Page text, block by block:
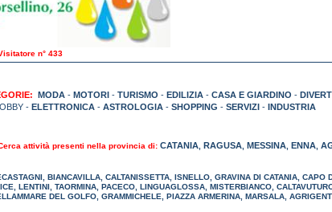
n° 433
MODA - MOTORI - TURISMO - EDILIZIA - CASA E GIARDINO -
- ELETTRONICA - ASTROLOGIA - SHOPPING - SERVIZI - INDUSTRIA
attività presenti nella provincia di: CATANIA, RAGUSA, MESSINA, ENNA,
, BIANCAVILLA, CALTANISSETTA, ISNELLO, GRAVINA DI CATANIA, CAPO
, LENTINI, TAORMINA, PACECO, LINGUAGLOSSA, MISTERBIANCO,
DEL GOLFO, GRAMMICHELE, PIAZZA ARMERINA, MARSALA,